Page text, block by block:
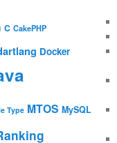
C CakePHP
Docker
Type MTOS MySQL